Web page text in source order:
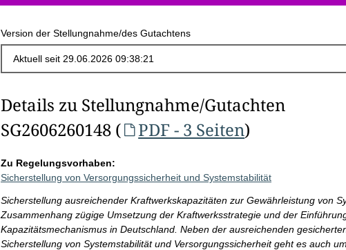
Version der Stellungnahme/des Gutachtens
Details zu Stellungnahme/Gutachten
SG2606260148 (
PDF - 3 Seiten)
Zu Regelungsvorhaben:
Sicherstellung von Versorgungssicherheit und Systemstabilität
Sicherstellung ausreichender Kraftwerkskapazitäten zur Gewährleistung von
Zusammenhang zügige Umsetzung der Kraftwerksstrategie und der
Kapazitätsmechanismus in Deutschland. Neben der ausreichenden
Sicherstellung von Systemstabilität und Versorgungssicherheit geht es auch